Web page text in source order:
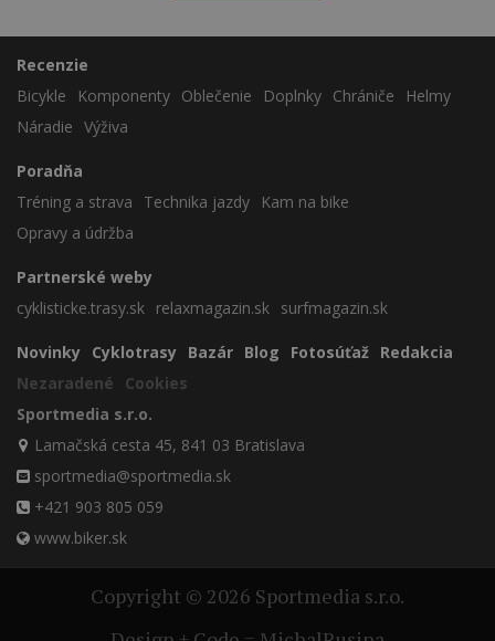
Recenzie
Bicykle
Komponenty Oblečenie Doplnky Chrániče
Helmy
Náradie Výživa
Poradňa
Tréning a strava
Technika jazdy
Kam na bike
Opravy a údržba
Partnerské weby
cyklisticke.trasy.sk relaxmagazin.sk surfmagazin.sk
Novinky Cyklotrasy Bazár Blog Fotosúťaž Redakcia
Nezaradené
Cookies
Sportmedia s.r.o.
Lamačská cesta 45, 841 03 Bratislava
sportmedia@sportmedia.sk
+421 903 805 059
www.biker.sk
Copyright © 2026 Sportmedia s.r.o.